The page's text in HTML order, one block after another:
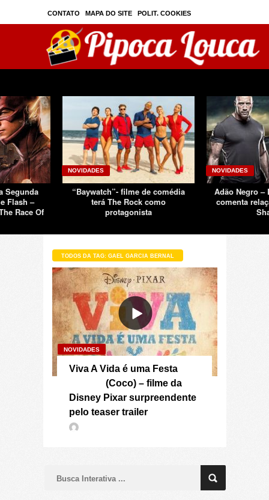
CONTATO MAPA DO SITE POLIT. COOKIES
PRIVAC./SEGURANÇA
Segunda
Flash –
Race Of
NOVIDADES
“Baywatch”- filme de comédia
terá The Rock como
protagonista
NOVIDADES
Adão Negro –
comenta
TODOS DA TAG: GAEL GARCIA BERNAL
NOVIDADES
Viva A Vida é uma Festa
(Coco) – filme da
Disney Pixar surpreendente
pelo teaser trailer